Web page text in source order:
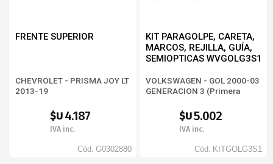
FRENTE SUPERIOR
CHEVROLET - PRISMA JOY LT
2013-19
$U 4.187
IVA inc.
Cód. G0302880
KIT PARAGOLPE, CARETA,
MARCOS, REJILLA, GUÍA,
SEMIOPTICAS WVGOLG3S1
VOLKSWAGEN - GOL 2000-03
GENERACION 3 (Primera
$U5.002
IVA inc.
Cód. KITGOLG3S1